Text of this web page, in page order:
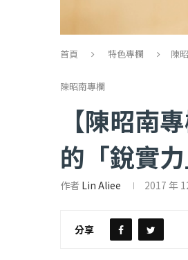
首頁 特色專欄 陳
陳昭南專欄
【陳昭南
的「銳實
作者 Lin Aliee 2017 年
分享